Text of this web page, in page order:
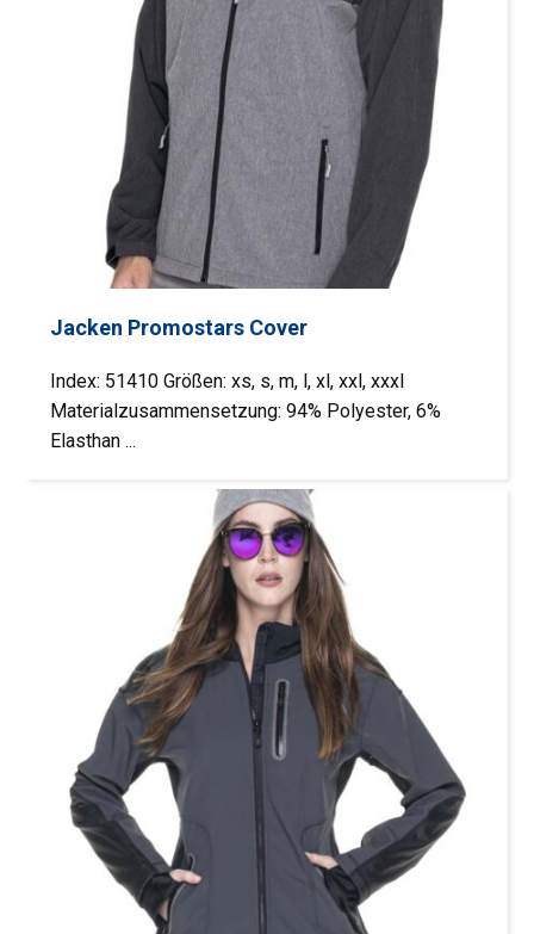
Jacken Promostars Cover
Index: 51410 Größen: xs, s, m, l, xl, xxl, xxxl
Materialzusammensetzung: 94% Polyester, 6%
Elasthan ...